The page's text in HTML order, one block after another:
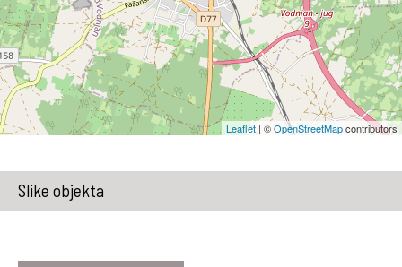
Leaflet | ©OpenStreetMapcontributors
Slike objekta